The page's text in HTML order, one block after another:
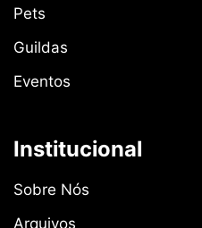
Pets
Guildas
Eventos
Institucional
Sobre Nós
Arquivos